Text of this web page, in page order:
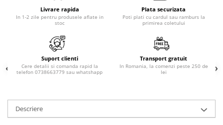
Bureti de baie
Accesorii ingrijire corp
Creion si tus ochi
Ruj si creion buze
Aplicatoare si pensule machiaj
Accesorii machiaj
Livrare rapida
In 1-2 zile pentru produsele aflate in
stoc
Plata securizata
Poti plati cu cardul sau ramburs la
primirea coletului
Suport clienti
Cere detalii si comanda rapid la
telefon 0738663779 sau whatshapp
Transport gratuit
In Romania, la comenzi peste 250 de
lei
Descriere